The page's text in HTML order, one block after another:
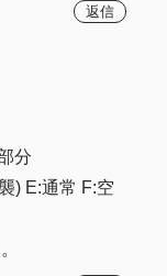
返信
分
) E:通常 F:空